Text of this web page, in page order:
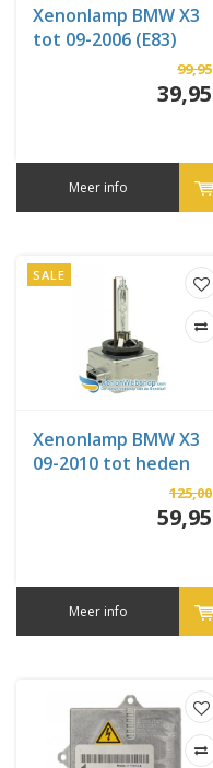
Xenonlamp BMW X3
tot 09-2006 (E83)
99,95
39,95
Meer info
SALE
Xenonlamp BMW X3
09-2010 tot heden
125,00
59,95
Meer info